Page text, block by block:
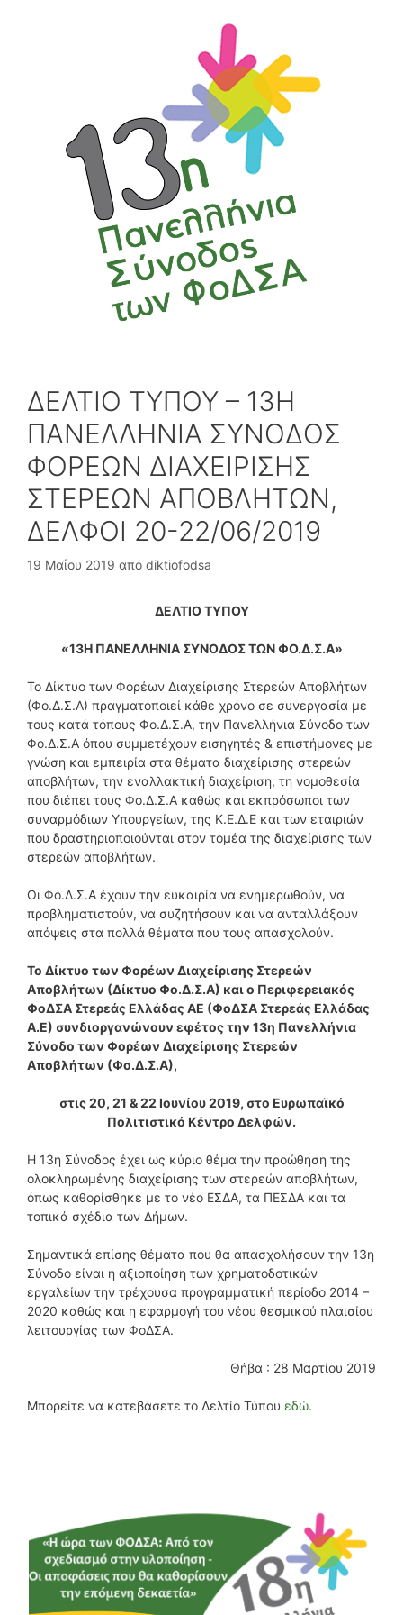
ΔΕΛΤΙΟ ΤΥΠΟΥ – 13Η
ΠΑΝΕΛΛΗΝΙΑ ΣΥΝΟΔΟΣ
ΦΟΡΕΩΝ ΔΙΑΧΕΙΡΙΣΗΣ
ΣΤΕΡΕΩΝ ΑΠΟΒΛΗΤΩΝ,
ΔΕΛΦΟΙ 20-22/06/2019
19 Μαΐου 2019 από diktiofodsa
ΔΕΛΤΙΟ ΤΥΠΟΥ
«13Η ΠΑΝΕΛΛΗΝΙΑ ΣΥΝΟΔΟΣ ΤΩΝ ΦΟ.Δ.Σ.Α»
Το Δίκτυο των Φορέων Διαχείρισης Στερεών Αποβλήτων
(Φο.Δ.Σ.Α) πραγματοποιεί κάθε χρόνο σε συνεργασία με
τους κατά τόπους Φο.Δ.Σ.Α, την Πανελλήνια Σύνοδο των
Φο.Δ.Σ.Α όπου συμμετέχουν εισηγητές & επιστήμονες με
γνώση και εμπειρία στα θέματα διαχείρισης στερεών
αποβλήτων, την εναλλακτική διαχείριση, τη νομοθεσία
που διέπει τους Φο.Δ.Σ.Α καθώς και εκπρόσωποι των
συναρμόδιων Υπουργείων, της Κ.Ε.Δ.Ε και των εταιριών
που δραστηριοποιούνται στον τομέα της διαχείρισης των
στερεών αποβλήτων.
Οι Φο.Δ.Σ.Α έχουν την ευκαιρία να ενημερωθούν, να
προβληματιστούν, να συζητήσουν και να ανταλλάξουν
απόψεις στα πολλά θέματα που τους απασχολούν.
Το Δίκτυο των Φορέων Διαχείρισης Στερεών
Αποβλήτων (Δίκτυο Φο.Δ.Σ.Α) και ο Περιφερειακός
ΦοΔΣΑ Στερεάς Ελλάδας ΑΕ (ΦοΔΣΑ Στερεάς Ελλάδας
Α.Ε) συνδιοργανώνουν εφέτος την 13η Πανελλήνια
Σύνοδο των Φορέων Διαχείρισης Στερεών
Αποβλήτων (Φο.Δ.Σ.Α),
στις 20, 21 & 22 Ιουνίου 2019, στο Ευρωπαϊκό
Πολιτιστικό Κέντρο Δελφών.
Η 13η Σύνοδος έχει ως κύριο θέμα την προώθηση της
ολοκληρωμένης διαχείρισης των στερεών αποβλήτων,
όπως καθορίσθηκε με το νέο ΕΣΔΑ, τα ΠΕΣΔΑ και τα
τοπικά σχέδια των Δήμων.
Σημαντικά επίσης θέματα που θα απασχολήσουν την 13η
Σύνοδο είναι η αξιοποίηση των χρηματοδοτικών
εργαλείων την τρέχουσα προγραμματική περίοδο 2014 –
2020 καθώς και η εφαρμογή του νέου θεσμικού πλαισίου
λειτουργίας των ΦοΔΣΑ.
Θήβα : 28 Μαρτίου 2019
Μπορείτε να κατεβάσετε το Δελτίο Τύπου εδώ.